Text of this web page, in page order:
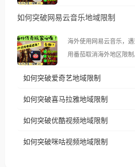
示语。 海外用户如香港、澳门、台湾、美国、加拿
像其他音乐平台一样，
仅能在中国大陆地区播放。 遇到这个问题的朋友
使用番茄回国加速器，即
台湾、美国、加拿大、
权限制所困扰。
如何突破网易云音乐地域限制
海外使用网易云音乐，
用番茄取消海外地区限制。 当在海外打开网易
播放”的提示语。 海外用户如香港、澳门、台湾、美
国、加拿大、澳大利亚
制问题，且仅能在中国大陆地区播
户收听网易云音乐地区
如何突破爱奇艺地域限制
如何突破喜马拉雅地域限制
如何突破优酷视频地域限制
如何突破咪咕视频地域限制